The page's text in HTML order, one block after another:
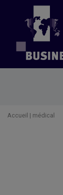
Accueil | médical